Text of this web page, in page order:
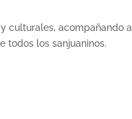
culturales, acompañando a
todos los sanjuaninos.